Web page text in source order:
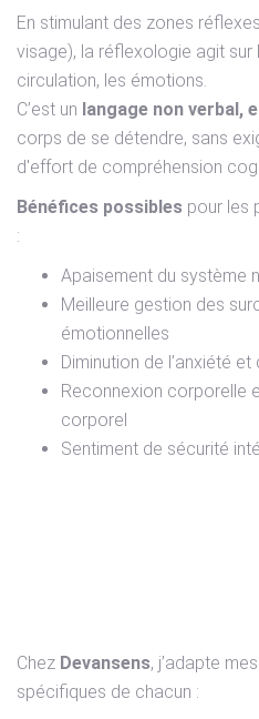
En stimulant des zones
visage), la réflexologie agit sur
circulation, les émotions.
C’est un langage non verbal,
corps de se détendre, sans
d'effort de compréhension
Bénéfices possibles pour les
:
Apaisement du système
Meilleure gestion des
émotionnelles
Diminution de l’anxiété
Reconnexion corporelle
corporel
Sentiment de sécurité
Chez Devansens, j’adapte
spécifiques de chacun :